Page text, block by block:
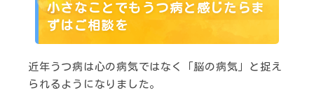
小さなことでもうつ病と感じたらま
ずはご相談を
近年うつ病は心の病気ではなく「脳の病気」と捉え
られるようになりました。